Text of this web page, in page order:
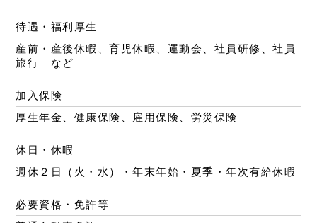
待遇・福利厚生
産前・産後休暇、育児休暇、運動会、社員研修、社員
旅行 など
加入保険
厚生年金、健康保険、雇用保険、労災保険
休日・休暇
週休２日（火・水）・年末年始・夏季・年次有給休暇
必要資格・免許等